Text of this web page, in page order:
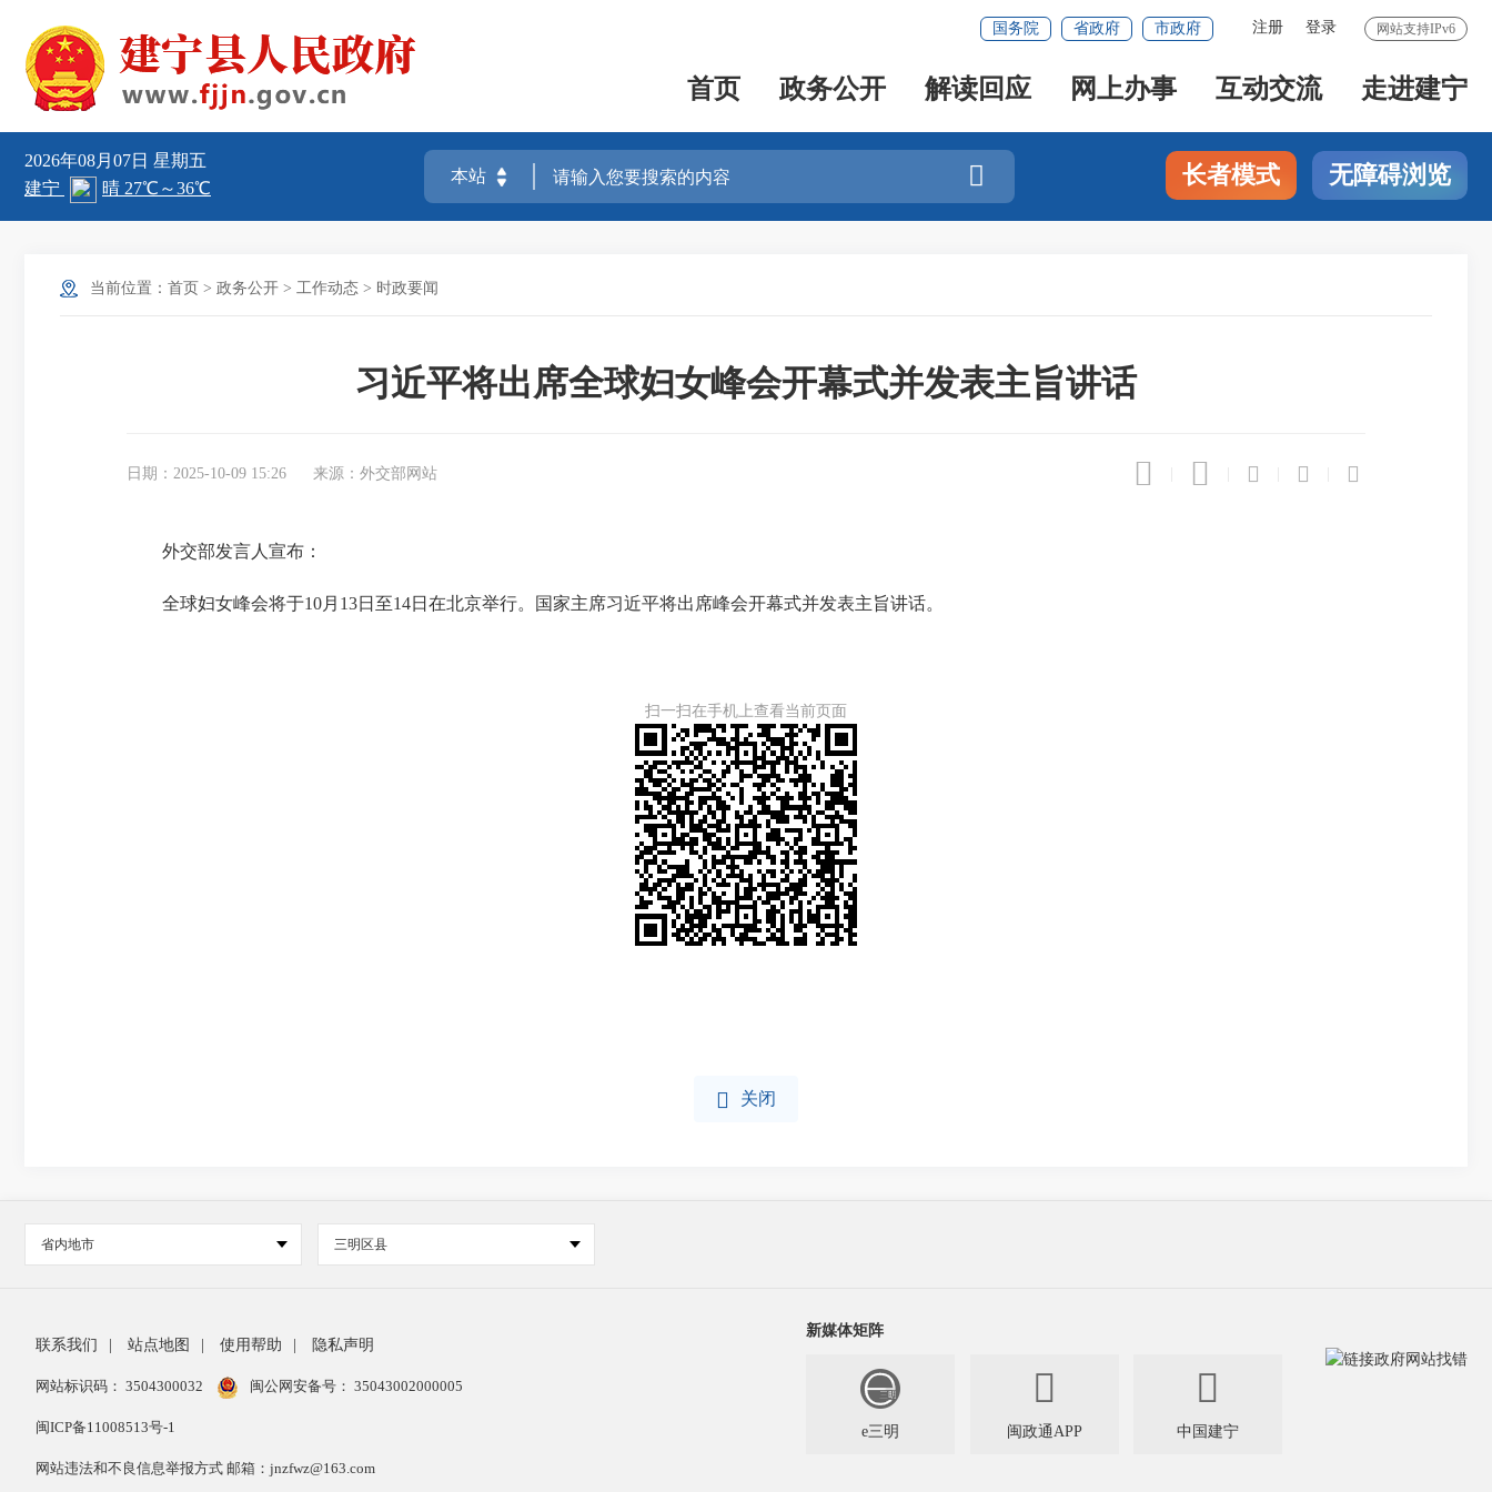
网站支持IPv6
注册 登录
国务院 省政府 市政府
首页 政务公开 解读回应 网上办事 互动交流 走进建宁
2026年08月07日 星期五
 长者模式 无障碍浏览
当前位置： 首页 > 政务公开 > 工作动态 > 时政要闻
习近平将出席全球妇女峰会开幕式并发表主旨讲话
日期：2025-10-09 15:26 来源：外交部网站     
外交部发言人宣布：
全球妇女峰会将于10月13日至14日在北京举行。国家主席习近平将出席峰会开幕式并发表主旨讲话。
扫一扫在手机上查看当前页面
 关闭
省内地市 三明区县
联系我们 站点地图 使用帮助 隐私声明
网站标识码： 3504300032 闽公网安备号： 35043002000005
闽ICP备11008513号-1
网站违法和不良信息举报方式 邮箱：jnzfwz@163.com
新媒体矩阵
e三明

闽政通APP

中国建宁